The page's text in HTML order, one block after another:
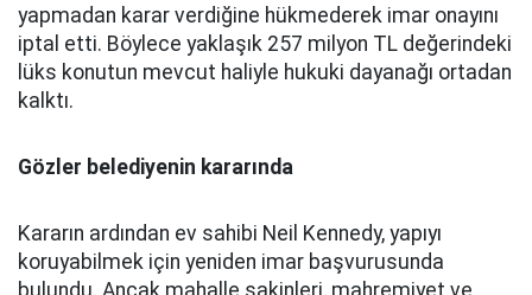
yapmadan karar verdiğine hükmederek imar onayını
iptal etti. Böylece yaklaşık 257 milyon TL değerindeki
lüks konutun mevcut haliyle hukuki dayanağı ortadan
kalktı.
Gözler belediyenin kararında
Kararın ardından ev sahibi Neil Kennedy, yapıyı
koruyabilmek için yeniden imar başvurusunda
bulundu. Ancak mahalle sakinleri, mahremiyet ve